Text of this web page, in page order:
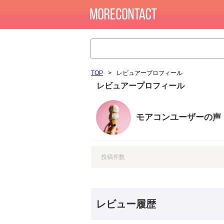
TOP > レビュアープロフィール
レビュアープロフィール
モアコンユーザーの声
投稿件数
レビュー履歴